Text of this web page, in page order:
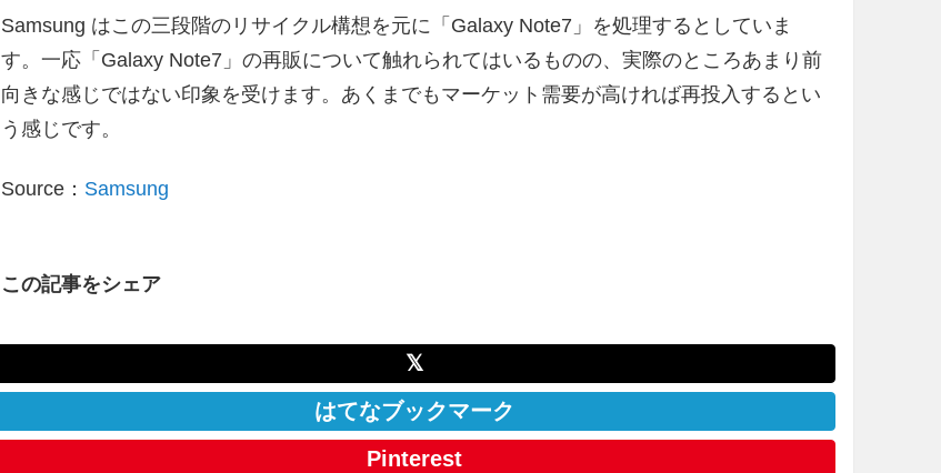
Samsung はこの三段階のリサイクル構想を元に「Galaxy Note7」を処理するとしていま
す。一応「Galaxy Note7」の再販について触れられてはいるものの、実際のところあまり前
向きな感じではない印象を受けます。あくまでもマーケット需要が高ければ再投入するとい
う感じです。
Source： Samsung
この記事をシェア
𝕏
はてなブックマーク
Pinterest